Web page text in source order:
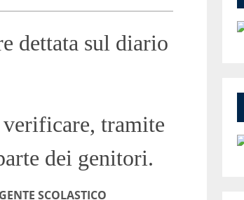
dettata sul diario
tramite
dei genitori.
SCOLASTICO